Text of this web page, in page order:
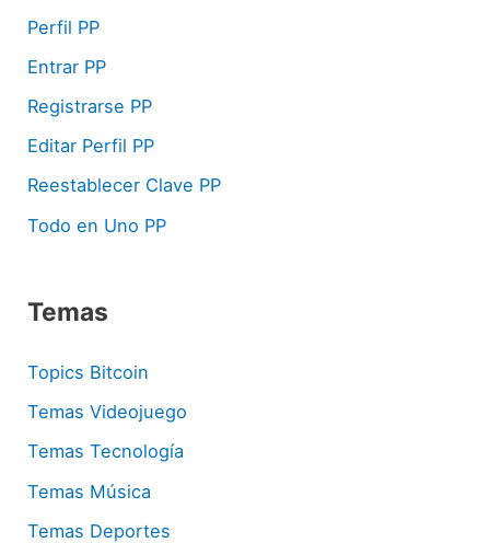
Perfil PP
Entrar PP
Registrarse PP
Editar Perfil PP
Reestablecer Clave PP
Todo en Uno PP
Temas
Topics Bitcoin
Temas Videojuego
Temas Tecnología
Temas Música
Temas Deportes